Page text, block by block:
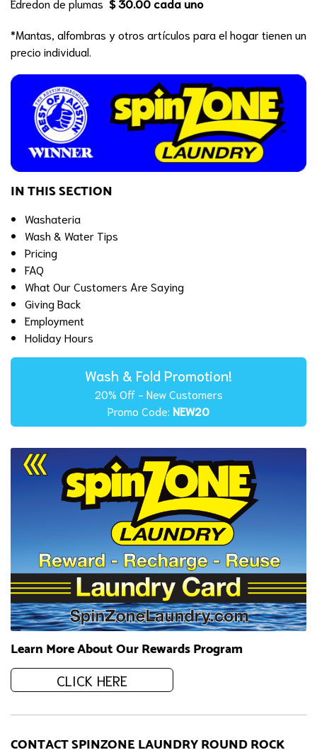
Edredon de plumas $ 30.00 cada uno
*Mantas, alfombras y otros artículos para el hogar tienen un
precio individual.
IN THIS SECTION
Washateria
Wash & Water Tips
Pricing
FAQ
What Our Customers Are Saying
Giving Back
Employment
Holiday Hours
Wash & Fold Promotion!
20% Off - New Customers
Promo Code: NEW20
Learn More About Our Rewards Program
CLICK HERE
CONTACT SPINZONE LAUNDRY ROUND ROCK